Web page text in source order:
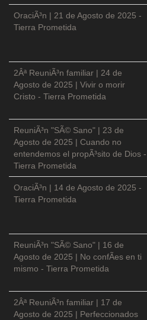
OraciÃ³n | 21 de Agosto de 2025 -
Tierra Prometida
2Âª ReuniÃ³n familiar | 24 de
Agosto de 2025 | Vivir o morir
Cristo - Tierra Prometida
ReuniÃ³n "SÃ© Sano" | 23 de
Agosto de 2025 | Cuando no
entendemos el propÃ³sito de Dios -
Tierra Prometida
OraciÃ³n | 14 de Agosto de 2025 -
Tierra Prometida
ReuniÃ³n "SÃ© Sano" | 16 de
Agosto de 2025 | No confÃ­es en ti
mismo - Tierra Prometida
2Âª ReuniÃ³n familiar | 17 de
Agosto de 2025 | Perfeccionados